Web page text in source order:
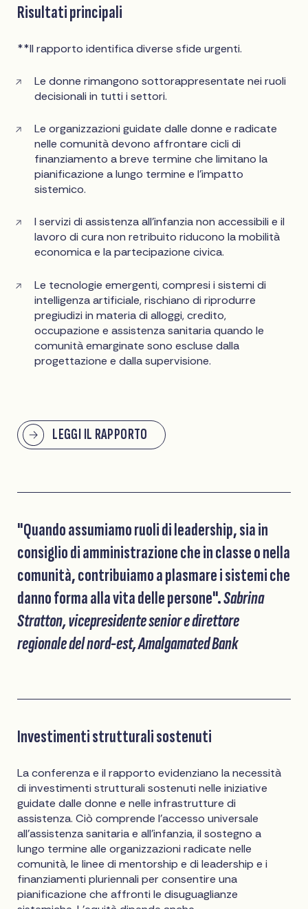
Risultati principali
**Il rapporto identifica diverse sfide urgenti.
Le donne rimangono sottorappresentate nei ruoli
decisionali in tutti i settori.
Le organizzazioni guidate dalle donne e radicate
nelle comunità devono affrontare cicli di
finanziamento a breve termine che limitano la
pianificazione a lungo termine e l'impatto
sistemico.
I servizi di assistenza all'infanzia non accessibili e il
lavoro di cura non retribuito riducono la mobilità
economica e la partecipazione civica.
Le tecnologie emergenti, compresi i sistemi di
intelligenza artificiale, rischiano di riprodurre
pregiudizi in materia di alloggi, credito,
occupazione e assistenza sanitaria quando le
comunità emarginate sono escluse dalla
progettazione e dalla supervisione.
LEGGI IL RAPPORTO
"Quando assumiamo ruoli di leadership, sia in
consiglio di amministrazione che in classe o nella
comunità, contribuiamo a plasmare i sistemi che
danno forma alla vita delle persone".Sabrina
Stratton, vicepresidente senior e direttore
regionale del nord-est, Amalgamated Bank
Investimenti strutturali sostenuti
La conferenza e il rapporto evidenziano la necessità
di investimenti strutturali sostenuti nelle iniziative
guidate dalle donne e nelle infrastrutture di
assistenza. Ciò comprende l'accesso universale
all'assistenza sanitaria e all'infanzia, il sostegno a
lungo termine alle organizzazioni radicate nelle
comunità, le linee di mentorship e di leadership e i
finanziamenti pluriennali per consentire una
pianificazione che affronti le disuguaglianze